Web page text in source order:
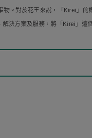
。對於花王來說，「Kirei」
決方案及服務，將「Kirei」這